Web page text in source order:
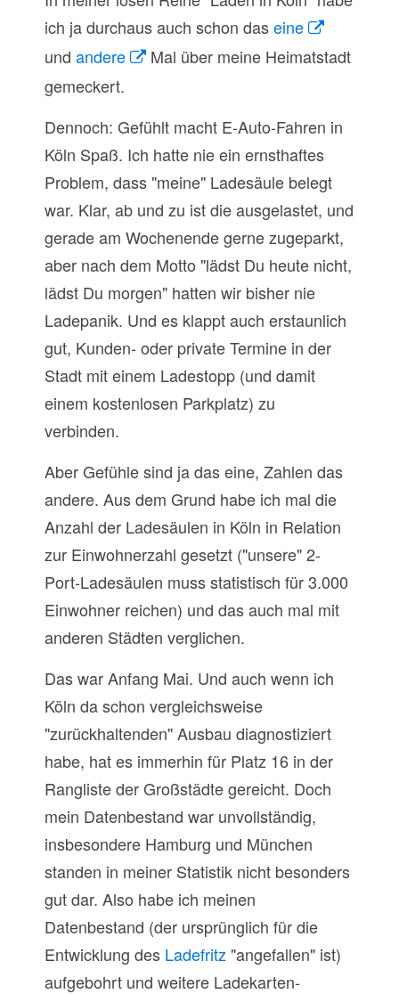
ich ja durchaus auch schon daseine
und andere
Mal über meine Heimatstadt
gemeckert.
Dennoch: Gefühlt macht E-Auto-Fahren in
Köln Spaß. Ich hatte nie ein ernsthaftes
Problem, dass "meine" Ladesäule belegt
war. Klar, ab und zu ist die ausgelastet, und
gerade am Wochenende gerne zugeparkt,
aber nach dem Motto "lädst Du heute nicht,
lädst Du morgen" hatten wir bisher nie
Ladepanik. Und es klappt auch erstaunlich
gut, Kunden- oder private Termine in der
Stadt mit einem Ladestopp (und damit
einem kostenlosen Parkplatz) zu
verbinden.
Aber Gefühle sind ja das eine, Zahlen das
andere. Aus dem Grund habe ich mal die
Anzahl der Ladesäulen in Köln in Relation
zur Einwohnerzahl gesetzt ("unsere" 2-
Port-Ladesäulen muss statistisch für 3.000
Einwohner reichen) und das auch mal mit
anderen Städten verglichen.
Das war Anfang Mai. Und auch wenn ich
Köln da schon vergleichsweise
"zurückhaltenden" Ausbau diagnostiziert
habe, hat es immerhin für Platz 16 in der
Rangliste der Großstädte gereicht. Doch
mein Datenbestand war unvollständig,
insbesondere Hamburg und München
standen in meiner Statistik nicht besonders
gut dar. Also habe ich meinen
Datenbestand (der ursprünglich für die
Entwicklung des Ladefritz "angefallen" ist)
aufgebohrt und weitere Ladekarten-